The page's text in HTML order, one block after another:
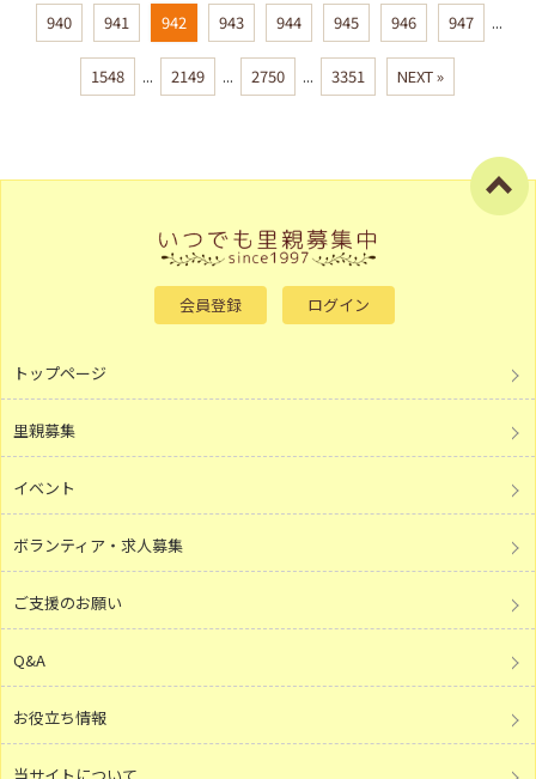
940 941 942 943 944 945 946 947 ...
1548 ... 2149 ... 2750 ... 3351 NEXT »
会員登録 ログイン
トップページ
里親募集
イベント
ボランティア・求人募集
ご支援のお願い
Q&A
お役立ち情報